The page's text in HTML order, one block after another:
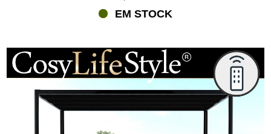
EM STOCK